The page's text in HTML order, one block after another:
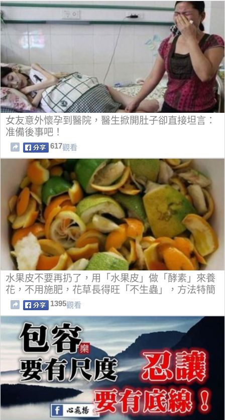
女友意外懷孕到醫院，醫生掀開肚子卻直接坦言：
准備後事吧！
617觀看
水果皮不要再扔了，用「水果皮」做「酵素」來養
花，不用施肥，花草長得旺「不生蟲」，方法特簡
單
1395觀看